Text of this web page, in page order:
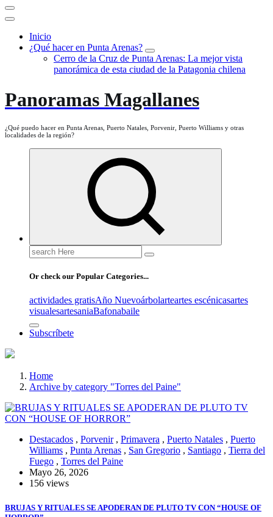
Inicio
¿Qué hacer en Punta Arenas?
Cerro de la Cruz de Punta Arenas: La mejor vista
panorámica de esta ciudad de la Patagonia chilena
Panoramas Magallanes
¿Qué puedo hacer en Punta Arenas, Puerto Natales, Porvenir, Puerto Williams y otras
localidades de la región?
Search
for:
Or check our Popular Categories...
actividades gratisAño Nuevoárbolarteartes escénicasartes
visualesartesaniaBafonabaile
Subscríbete
Home
Archive by category "Torres del Paine"
Destacados , Porvenir, Primavera , Puerto Natales , Puerto
Williams , Punta Arenas , San Gregorio , Santiago , Tierra del
Fuego , Torres del Paine
Mayo 26, 2026
156 views
BRUJAS Y RITUALES SE APODERAN DE PLUTO TV CON “HOUSE OF